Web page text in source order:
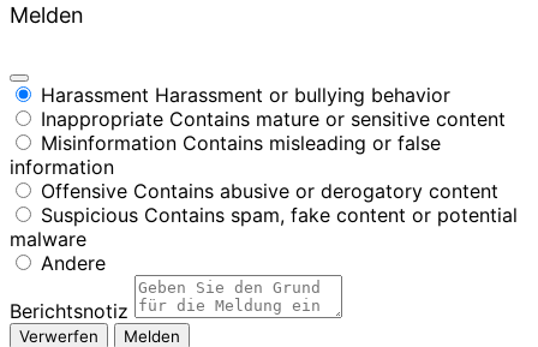
Melden
Harassment Harassment or bullying behavior
Inappropriate Contains mature or sensitive content
Misinformation Contains misleading or false
information
Offensive Contains abusive or derogatory content
Suspicious Contains spam, fake content or potential
malware
Andere
Berichtsnotiz
Melden